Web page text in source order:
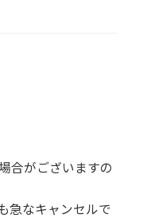
合がございますの
急なキャンセルで